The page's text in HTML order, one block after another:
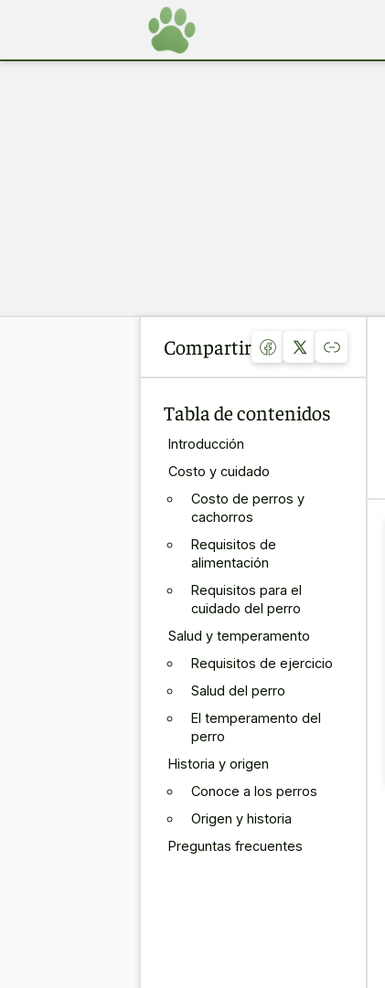
Compartir
Tabla de contenidos
Introducción
Costo y cuidado
Costo de perros y
cachorros
Requisitos de
alimentación
Requisitos para el
cuidado del perro
Salud y temperamento
Requisitos de ejercicio
Salud del perro
El temperamento del
perro
Historia y origen
Conoce a los perros
Origen y historia
Preguntas frecuentes